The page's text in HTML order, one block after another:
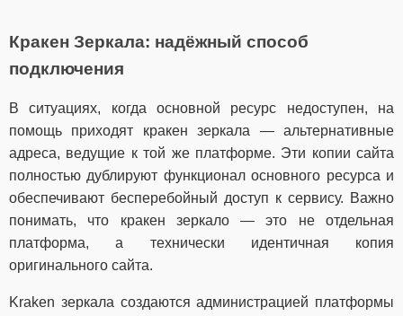
Кракен Зеркала: надёжный способ
подключения
В ситуациях, когда основной ресурс недоступен, на
помощь приходят кракен зеркала — альтернативные
адреса, ведущие к той же платформе. Эти копии сайта
полностью дублируют функционал основного ресурса и
обеспечивают бесперебойный доступ к сервису. Важно
понимать, что кракен зеркало — это не отдельная
платформа, а технически идентичная копия
оригинального сайта.
Kraken зеркала создаются администрацией платформы